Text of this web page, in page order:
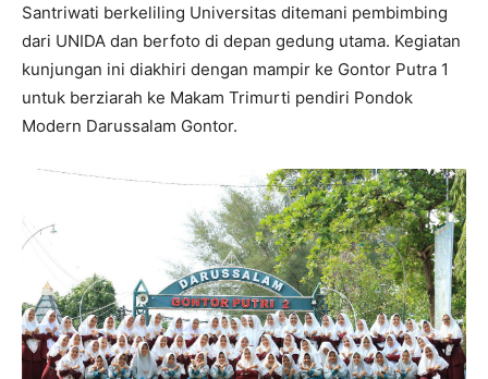
Santriwati berkeliling Universitas ditemani pembimbing
dari UNIDA dan berfoto di depan gedung utama. Kegiatan
kunjungan ini diakhiri dengan mampir ke Gontor Putra 1
untuk berziarah ke Makam Trimurti pendiri Pondok
Modern Darussalam Gontor.